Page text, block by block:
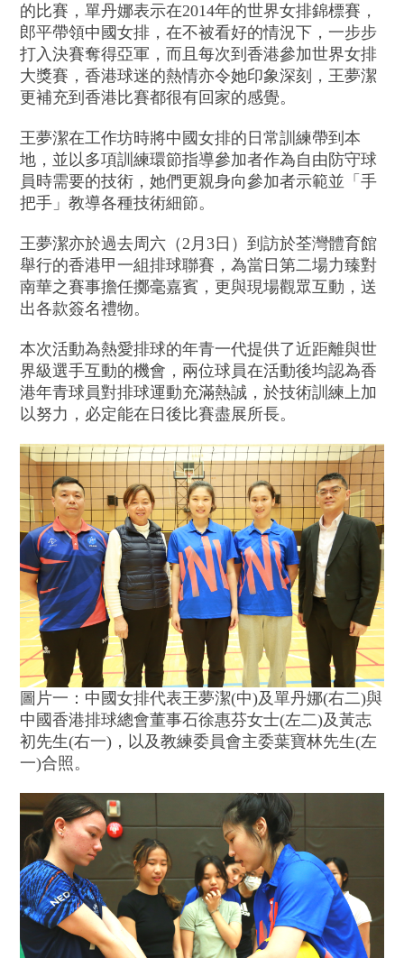
的比賽，單丹娜表示在2014年的世界女排錦標賽，
郎平帶領中國女排，在不被看好的情況下，一步步
打入決賽奪得亞軍，而且每次到香港參加世界女排
大獎賽，香港球迷的熱情亦令她印象深刻，王夢潔
更補充到香港比賽都很有回家的感覺。
王夢潔在工作坊時將中國女排的日常訓練帶到本
地，並以多項訓練環節指導參加者作為自由防守球
員時需要的技術，她們更親身向參加者示範並「手
把手」教導各種技術細節。
王夢潔亦於過去周六（2月3日）到訪於荃灣體育館
舉行的香港甲一組排球聯賽，為當日第二場力臻對
南華之賽事擔任擲毫嘉賓，更與現場觀眾互動，送
出各款簽名禮物。
本次活動為熱愛排球的年青一代提供了近距離與世
界級選手互動的機會，兩位球員在活動後均認為香
港年青球員對排球運動充滿熱誠，於技術訓練上加
以努力，必定能在日後比賽盡展所長。
圖片一：中國女排代表王夢潔(中)及單丹娜(右二)與
中國香港排球總會董事石徐惠芬女士(左二)及黃志
初先生(右一)，以及教練委員會主委葉寶林先生(左
一)合照。